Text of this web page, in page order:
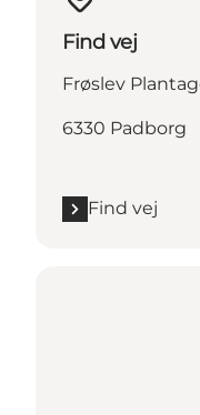
Find vej
Frøslev
6330 Padborg
Find vej